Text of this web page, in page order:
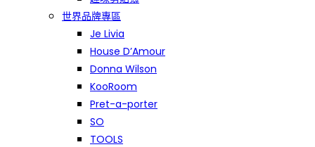
世界品牌專區
Je Livia
House D’Amour
Donna Wilson
KooRoom
Pret-a-porter
SO
TOOLS